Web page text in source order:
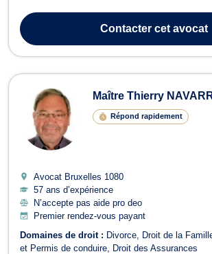
ainsi que le droit bancaire et boursier. En tant
HAMANN accompagne t...Contactercet avocat
Maître Thierry
Répond rapidement
Avocat Bruxelles 1080
57 ans d’expérience
N’accepte pas aide pro deo
Premier rendez-vous payant
Domaines de droit : Divorce Droit de la
et Permis de conduire
Droit des Assurances